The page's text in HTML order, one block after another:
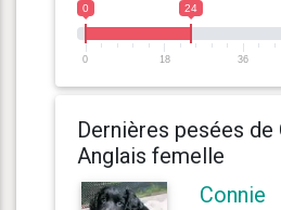
0 24
0 18 36
Dernières pesées de
Anglais femelle
Connie